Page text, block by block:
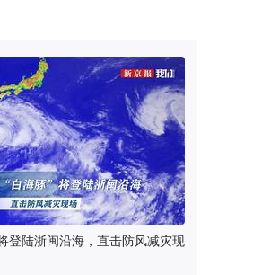
登陆浙闽沿海，直击防风减灾现